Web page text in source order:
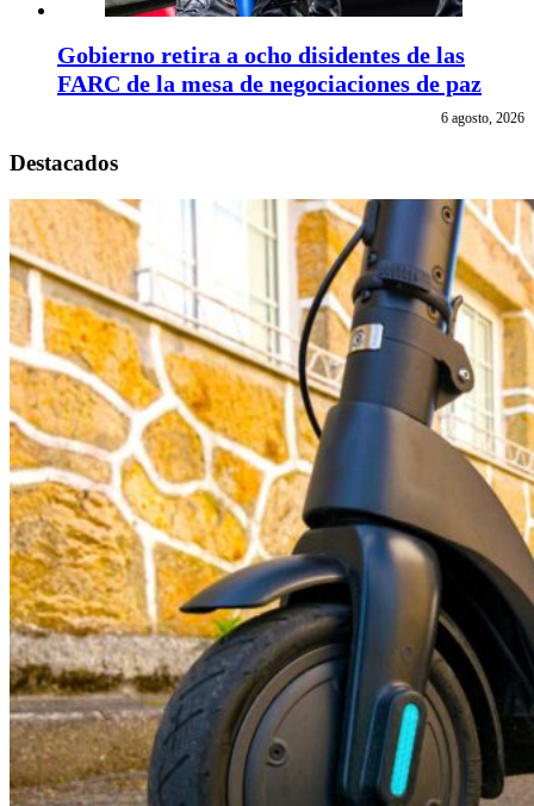
Gobierno retira a ocho disidentes de las
FARC de la mesa de negociaciones de paz
6 agosto, 2026
Destacados